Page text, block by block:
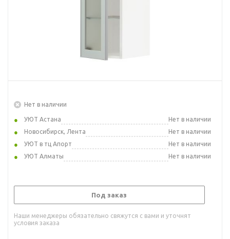
Нет в наличии
УЮТ Астана
Нет в наличии
Новосибирск, Лента
Нет в наличии
УЮТ в тц Апорт
Нет в наличии
УЮТ Алматы
Нет в наличии
Под заказ
Наши менеджеры обязательно свяжутся с вами и уточнят
условия заказа